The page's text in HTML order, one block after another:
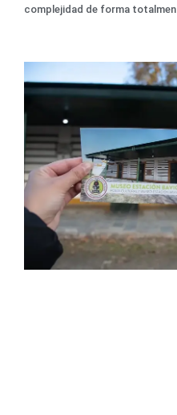
complejidad de forma